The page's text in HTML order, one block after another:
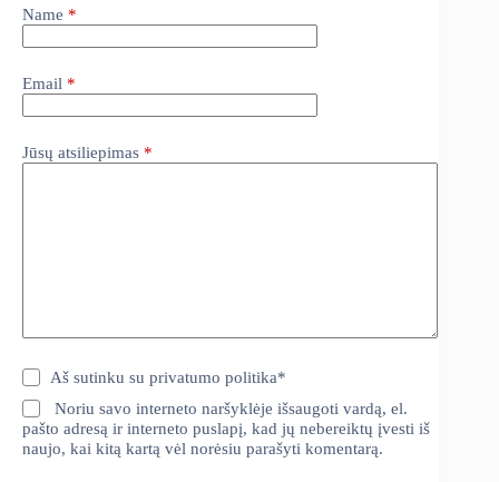
Name *
Email *
Jūsų atsiliepimas *
Aš sutinku suprivatumo politika*
Noriu savo interneto naršyklėje išsaugoti vardą, el.
pašto adresą ir interneto puslapį, kad jų nebereiktų įvesti iš
naujo, kai kitą kartą vėl norėsiu parašyti komentarą.